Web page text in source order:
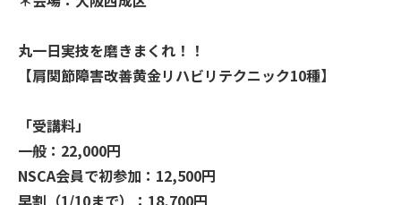
丸一日実技を磨きまくれ！！
【肩関節障害改善黄金リハビリテクニック10種】
「受講料」
一般：22,000円
NSCA会員で初参加：12,500円
早割（1/10まで）：18,700円